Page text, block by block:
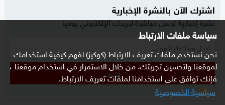
سياسة ملفات الارتباط
نحن نستخدم ملفات تعريف الارتباط (كوكيز) لفهم كيفية استخدامك
لموقعنا ولتحسين تجربتك. من خلال الاستمرار في استخدام موقعنا ،
فإنك توافق على استخدامنا لملفات تعريف الارتباط.
سياسية الخصوصية
اشترك الآن بالنشرة الإخبارية
نشرة إخبارية ترسل مباشرة لبريدك الإلكتروني يوميا
إشترك